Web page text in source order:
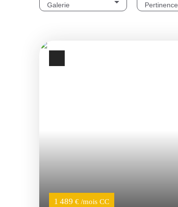
Galerie Pertinence
1 489 € /mois CC